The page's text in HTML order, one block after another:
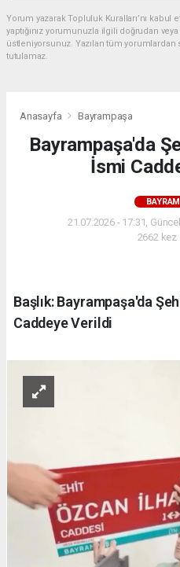
Yorum yazarak Topluluk Kuralları’nı
yaptığınız yorumunuzla ilgili doğrudan
üstleniyorsunuz. Yazılan tüm
tutulamaz.
Anasayfa Bayrampaşa
Bayrampaşa'da
İsmi
21.07.2026 - 17:31,
2662 kez
Başlık: Bayrampaşa'da
Caddeye Verildi